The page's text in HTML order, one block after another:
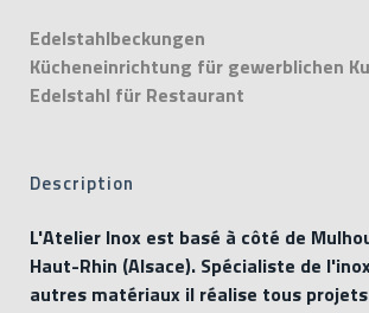
Edelstahlbeckungen
Kücheneinrichtung für gewerblichen
Edelstahl für Restaurant
Description
L'Atelier Inox est basé à côté de
Haut-Rhin (Alsace). Spécialiste de
autres matériaux il réalise tous